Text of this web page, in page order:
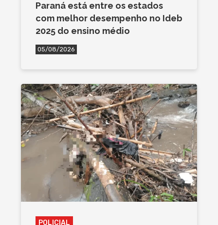
Paraná está entre os estados
com melhor desempenho no Ideb
2025 do ensino médio
05/08/2026
POLICIAL